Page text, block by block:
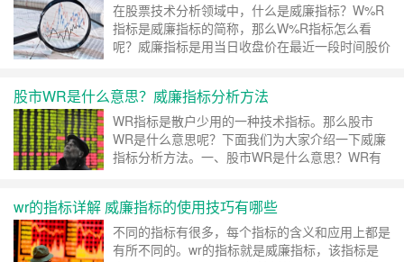
在股票技术分析领域中，什么是威廉指标？W%R
指标是威廉指标的简称，那么W%R指标怎么看
呢？威廉指标是用当日收盘价在最近一段时间股价
股市WR是什么意思？威廉指标分析方法
WR指标是散户少用的一种技术指标。那么股市
WR是什么意思呢？下面我们为大家介绍一下威廉
指标分析方法。一、股市WR是什么意思？WR有
wr的指标详解 威廉指标的使用技巧有哪些
不同的指标有很多，每个指标的含义和应用上都是
有所不同的。wr的指标就是威廉指标，该指标是